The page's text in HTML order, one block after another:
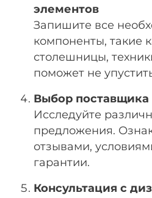
элементов
Запишите все
компоненты, такие
столешницы,
поможет не
Выбор поставщика
Исследуйте
предложения.
отзывами,
гарантии.
Консультация с